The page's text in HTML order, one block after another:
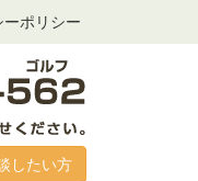
ーポリシー
したい方